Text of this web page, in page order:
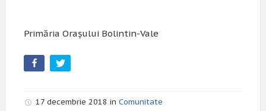
Primăria Orașului Bolintin-Vale
17 decembrie 2018 in Comunitate